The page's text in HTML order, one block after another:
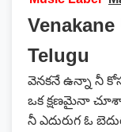
Telugu
వెనకనే ఉన్నా నీ
ఒక క్షణమైనా
నీ ఎదురుగ ఓ